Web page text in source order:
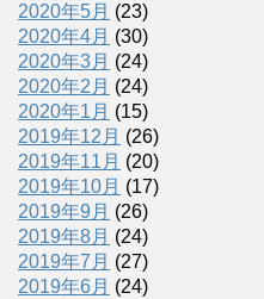
2020年5月 (23)
2020年4月 (30)
2020年3月 (24)
2020年2月 (24)
2020年1月 (15)
2019年12月 (26)
2019年11月 (20)
2019年10月 (17)
2019年9月 (26)
2019年8月 (24)
2019年7月 (27)
2019年6月 (24)